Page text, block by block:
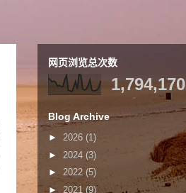
网页浏览总次数
1,794,170
Blog Archive
► 2026 (1)
► 2024 (3)
► 2022 (5)
► 2021 (9)